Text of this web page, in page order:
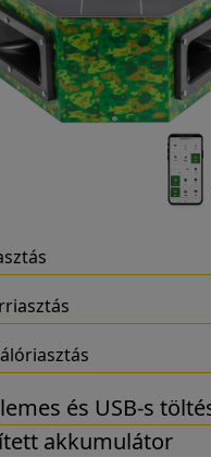
és USB-s
akkumulátor